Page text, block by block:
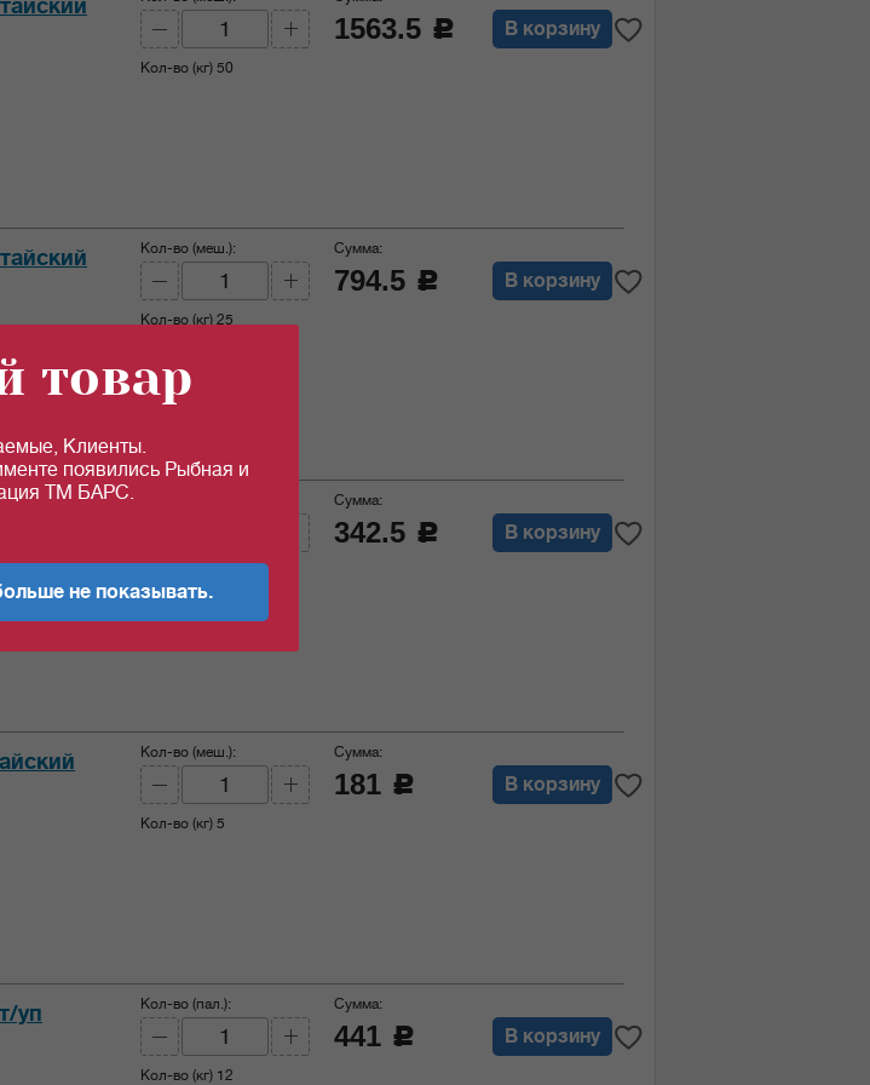
Кол-во (кг) 50
1563.5 c В корзину
Кол-во (меш.):
Кол-во (кг) 25
Сумма:
794.5 c В корзину
Сумма:
342.5 c В корзину
Кол-во (меш.):
Кол-во (кг) 5
Сумма:
181 c В корзину
уп
Кол-во (пал.):
Кол-во (кг) 12
Сумма:
441 c В корзину
товар
Клиенты.
появились Рыбная и
ТМ БАРС.
не показывать.